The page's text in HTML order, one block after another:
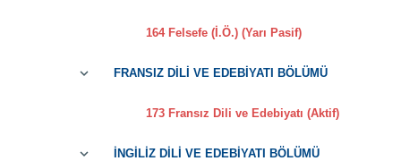
164 Felsefe (İ.Ö.) (Yarı Pasif)
FRANSIZ DİLİ VE EDEBİYATI BÖLÜMÜ
173 Fransız Dili ve Edebiyatı (Aktif)
İNGİLİZ DİLİ VE EDEBİYATI BÖLÜMÜ